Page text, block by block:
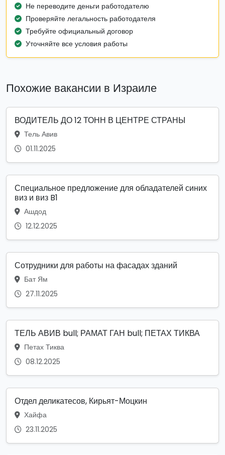
Не переводите деньги работодателю
Проверяйте легальность работодателя
Требуйте официальный договор
Уточняйте все условия работы
Похожие вакансии в Израиле
ВОДИТЕЛЬ ДО 12 ТОНН В ЦЕНТРЕ СТРАНЫ
Тель Авив
01.11.2025
Специальное предложение для обладателей синих
виз и виз B1
Ашдод
12.12.2025
Сотрудники для работы на фасадах зданий
Бат Ям
27.11.2025
ТЕЛЬ АВИВ bull; РАМАТ ГАН bull; ПЕТАХ ТИКВА
Петах Тиква
08.12.2025
Отдел деликатесов, Кирьят-Моцкин
Хайфа
23.11.2025